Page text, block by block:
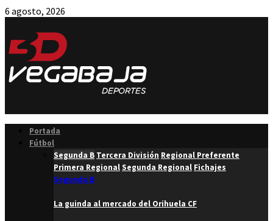
6 agosto, 2026
Portada
Fútbol
Segunda B Tercera División Regional Preferente
Primera RegionalSegunda Regional Fichajes
Segunda B
La guinda al mercado del Orihuela CF